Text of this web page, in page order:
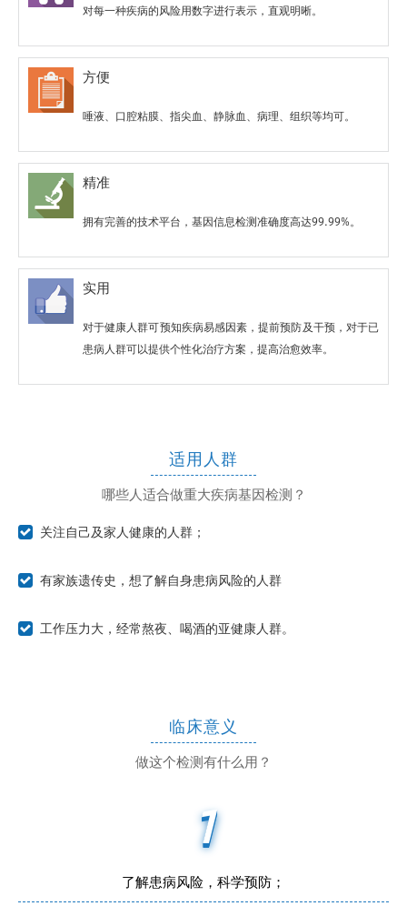
对每一种疾病的风险用数字进行表示，直观明晰。
方便
唾液、口腔粘膜、指尖血、静脉血、病理、组织等均可。
精准
拥有完善的技术平台，基因信息检测准确度高达99.99%。
实用
对于健康人群可预知疾病易感因素，提前预防及干预，对于已
患病人群可以提供个性化治疗方案，提高治愈效率。
适用人群
哪些人适合做重大疾病基因检测？
关注自己及家人健康的人群；
有家族遗传史，想了解自身患病风险的人群
工作压力大，经常熬夜、喝酒的亚健康人群。
临床意义
做这个检测有什么用？
1
了解患病风险，科学预防；